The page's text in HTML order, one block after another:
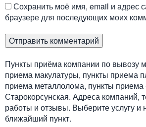
Сохранить моё имя, email и адрес
браузере для последующих моих
Пункты приёма компании по вывозу
приема макулатуры, пункты приема
приема металлолома, пункты приема
Старокорсунская. Адреса компаний,
работы и отзывы. Выберите услугу и
ближайший пункт.